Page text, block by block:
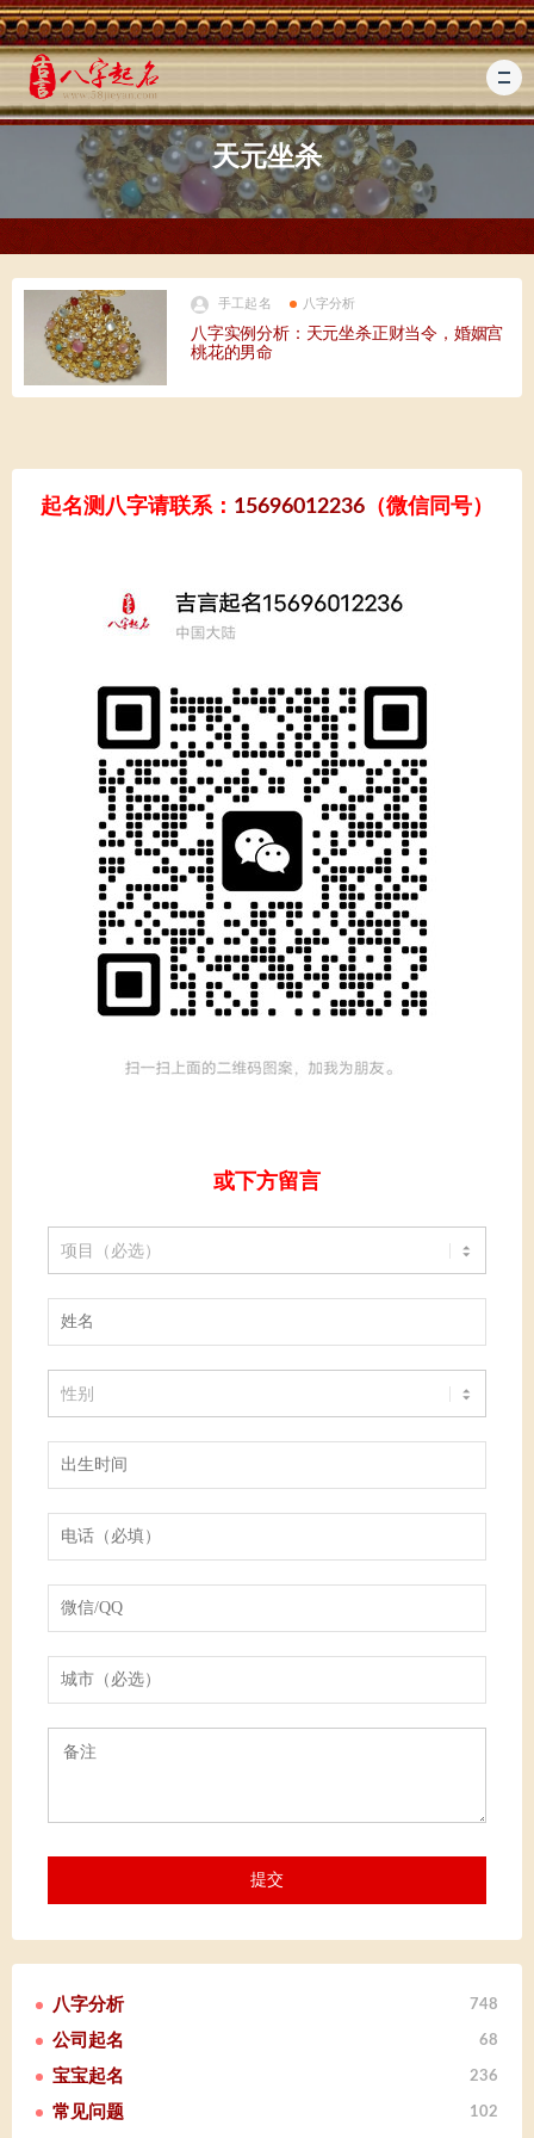
天元坐杀
手工起名 八字分析
八字实例分析：天元坐杀正财当令，婚姻宫
桃花的男命
起名测八字请联系： 15696012236 （微信同号）
或下方留言
八字分析 748
公司起名 68
宝宝起名 236
常见问题 102